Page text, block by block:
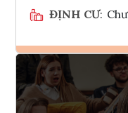
ĐỊNH CƯ: